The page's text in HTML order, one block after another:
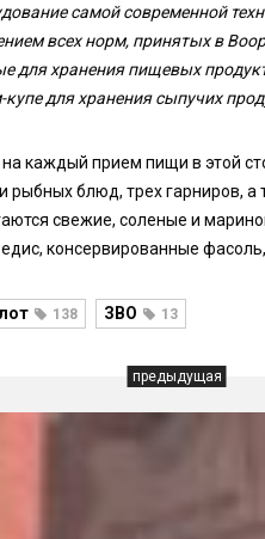
самой современной
всех норм, принятых в
для хранения пищевых
для хранения сыпучих
на каждый прием пищи в этой
рыбных блюд, трех гарниров, а
свежие, соленые и
консервированные
138 ЗВО 13
предыдущая